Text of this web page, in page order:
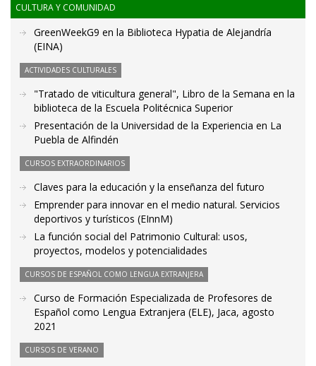
CULTURA Y COMUNIDAD
GreenWeekG9 en la Biblioteca Hypatia de Alejandría
(EINA)
ACTIVIDADES CULTURALES
"Tratado de viticultura general", Libro de la Semana en la
biblioteca de la Escuela Politécnica Superior
Presentación de la Universidad de la Experiencia en La
Puebla de Alfindén
CURSOS EXTRAORDINARIOS
Claves para la educación y la enseñanza del futuro
Emprender para innovar en el medio natural. Servicios
deportivos y turísticos (EInnM)
La función social del Patrimonio Cultural: usos,
proyectos, modelos y potencialidades
CURSOS DE ESPAÑOL COMO LENGUA EXTRANJERA
Curso de Formación Especializada de Profesores de
Español como Lengua Extranjera (ELE), Jaca, agosto
2021
CURSOS DE VERANO